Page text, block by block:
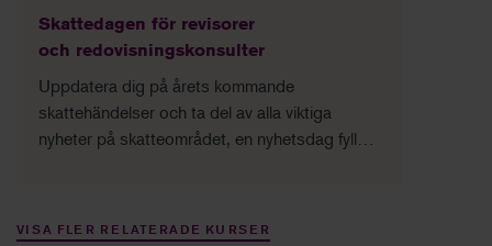
vilket land tjänster ska beskattas och då med
fokus på de tjänster som varuhandlande
Skattedagen för revisorer
och redovisningskonsulter
Uppdatera dig på årets kommande
skattehändelser och ta del av alla viktiga
nyheter på skatteområdet, en nyhetsdag fylld
VISA FLER RELATERADE KURSER